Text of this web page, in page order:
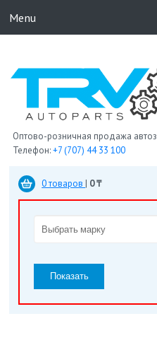
Menu
Оптово-розничная продажа
Телефон:+7 (707) 44 33 100
0 товаров | 0 ₸
Показать